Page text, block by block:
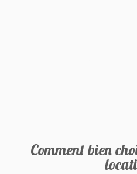
Comment bien